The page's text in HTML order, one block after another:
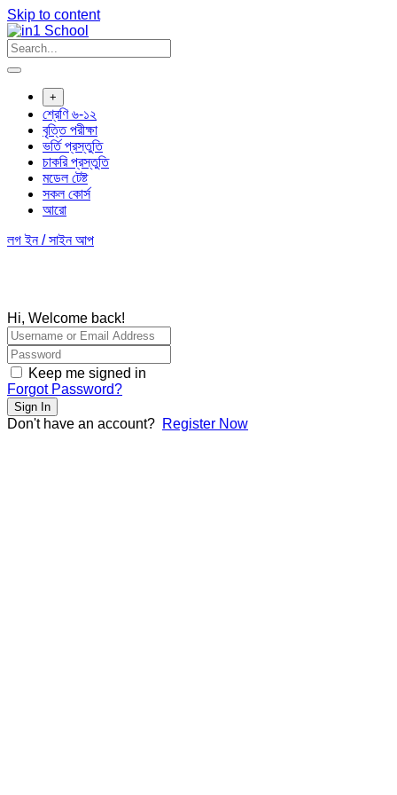
Skip to content
+
শ্রেণি ৬-১২
বৃত্তি পরীক্ষা
ভর্তি প্রস্তুতি
চাকরি প্রস্তুতি
মডেল টেষ্ট
সকল কোর্স
আরো
লগ ইন / সাইন আপ
Hi, Welcome back!
Keep me signed in
Forgot Password?
Sign In
Don't have an account? Register Now